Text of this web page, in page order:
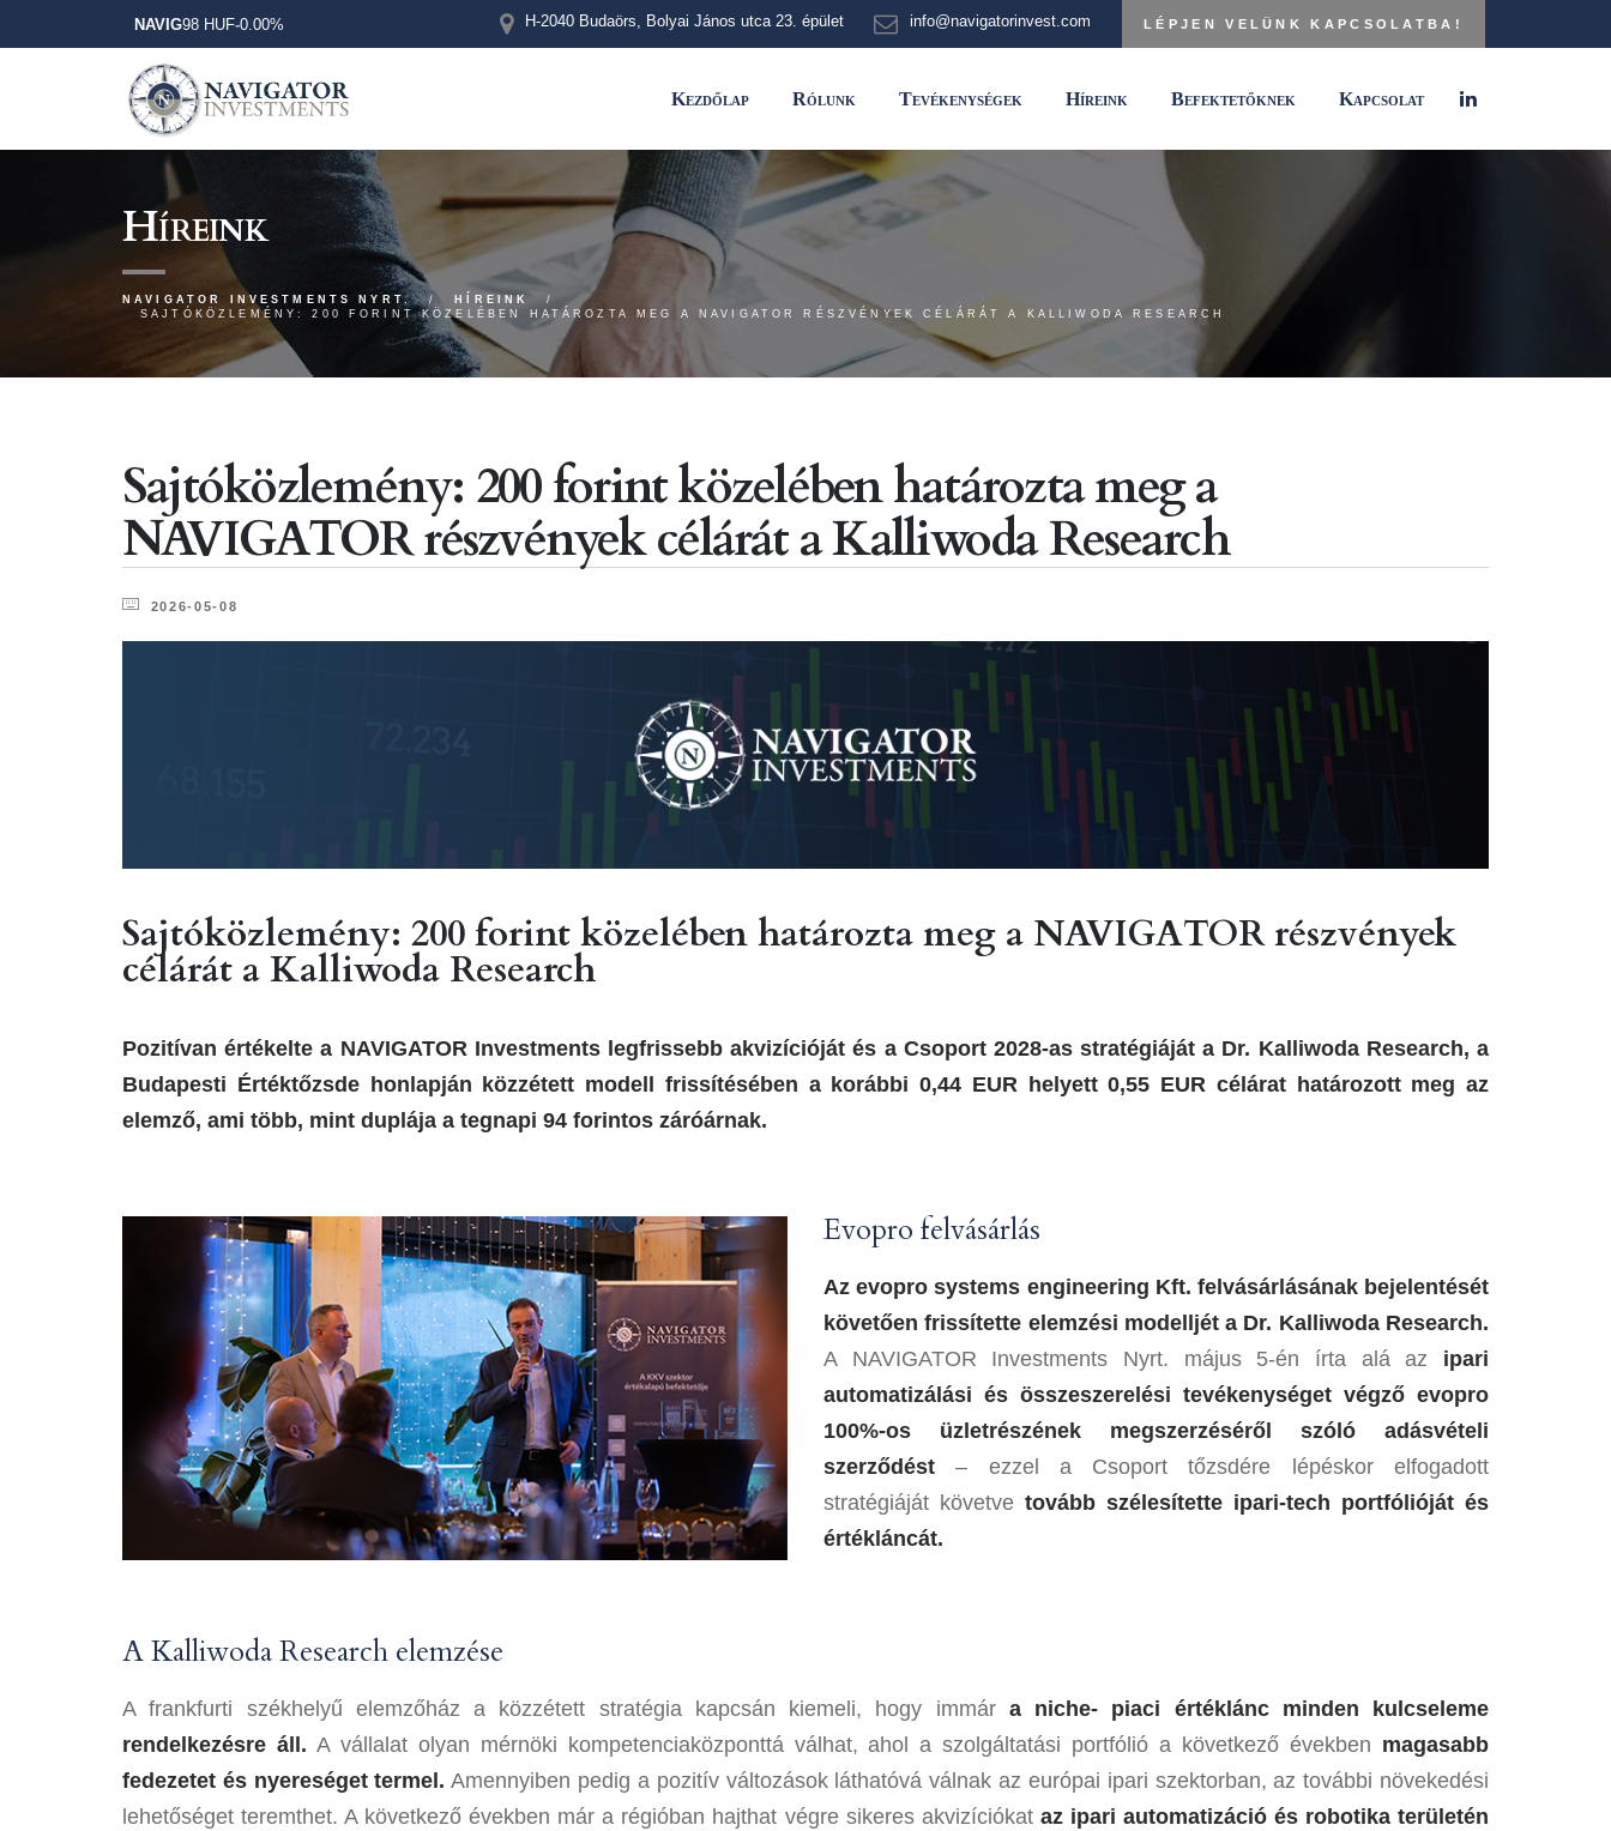
NAVIG98 HUF-0.00% H-2040 Budaörs, Bolyai János utca 23. épület info@navigatorinvest.com LÉPJEN VELÜNK KAPCSOLATBA!
Kezdőlap Rólunk Tevékenységek Híreink Befektetőknek Kapcsolat
Híreink
NAVIGATOR INVESTMENTS NYRT.
HÍREINK
SAJTÓKÖZLEMÉNY: 200 FORINT KÖZELÉBEN HATÁROZTA MEG A NAVIGATOR RÉSZVÉNYEK CÉLÁRÁT A KALLIWODA RESEARCH
Sajtóközlemény: 200 forint közelében határozta meg a
NAVIGATOR részvények célárát a Kalliwoda Research
2026-05-08
Sajtóközlemény: 200 forint közelében határozta meg a NAVIGATOR részvények
célárát a Kalliwoda Research
Pozitívan értékelte a NAVIGATOR Investments legfrissebb akvizícióját és a Csoport 2028-as stratégiáját a Dr. Kalliwoda Research, a
Budapesti Értéktőzsde honlapján közzétett modell frissítésében a korábbi 0,44 EUR helyett 0,55 EUR célárat határozott meg az
elemző, ami több, mint duplája a tegnapi 94 forintos záróárnak.
Evopro felvásárlás
Az evopro systems engineering Kft. felvásárlásának bejelentését
követően frissítette elemzési modelljét a Dr. Kalliwoda Research.
A NAVIGATOR Investments Nyrt. május 5-én írta alá az ipari
automatizálási és összeszerelési tevékenységet végző evopro
100%-os üzletrészének megszerzéséről szóló adásvételi
szerződést – ezzel a Csoport tőzsdére lépéskor elfogadott
stratégiáját követve tovább szélesítette ipari-tech portfólióját és
értékláncát.
A Kalliwoda Research elemzése
A frankfurti székhelyű elemzőház a közzétett stratégia kapcsán kiemeli, hogy immár a niche- piaci értéklánc minden kulcseleme
rendelkezésre áll. A vállalat olyan mérnöki kompetenciaközponttá válhat, ahol a szolgáltatási portfólió a következő években magasabb
fedezetet és nyereséget termel. Amennyiben pedig a pozitív változások láthatóvá válnak az európai ipari szektorban, az további növekedési
lehetőséget teremthet. A következő években már a régióban hajthat végre sikeres akvizíciókat az ipari automatizáció és robotika területén